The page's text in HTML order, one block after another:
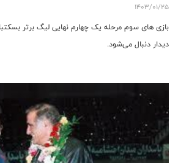
1403/01/25
دیدار دنبال می‌شود.